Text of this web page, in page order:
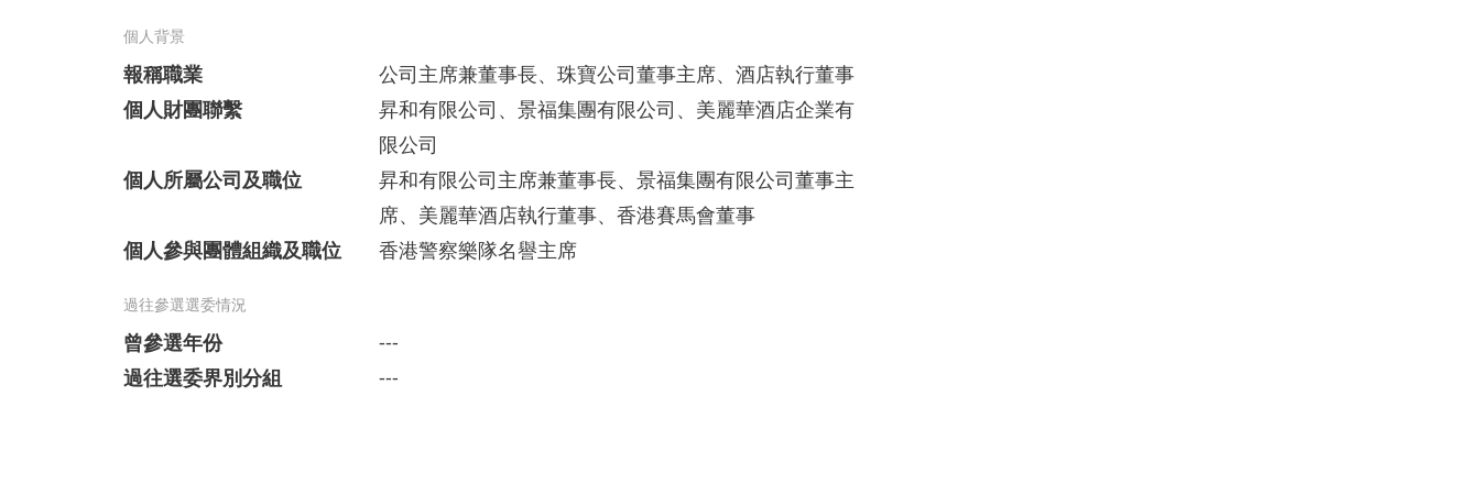
個人背景
報稱職業
公司主席兼董事長、珠寶公司董事主席、酒店執行董事
個人財團聯繫
昇和有限公司、景福集團有限公司、美麗華酒店企業有
限公司
個人所屬公司及職位
昇和有限公司主席兼董事長、景福集團有限公司董事主
席、美麗華酒店執行董事、香港賽馬會董事
個人參與團體組織及職位
香港警察樂隊名譽主席
過往參選選委情況
曾參選年份
---
過往選委界別分組
---